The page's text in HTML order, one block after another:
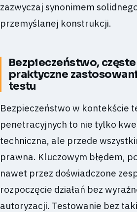
zazwyczaj synonimem
przemyślanej konstrukcji.
Bezpieczeństwo, częste
praktyczne
testu
Bezpieczeństwo w kontekście
penetracyjnych to nie tylko
techniczna, ale przede
prawna. Kluczowym błędem,
nawet przez doświadczone
rozpoczęcie działań bez
autoryzacji. Testowanie bez